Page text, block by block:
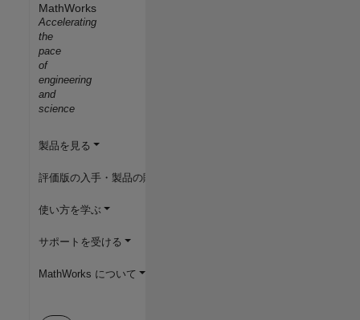
MathWorks
Accelerating
the
pace
of
engineering
and
science
製品を見る
評価版の入手・製品の購入
使い方を学ぶ
サポートを受ける
MathWorks について